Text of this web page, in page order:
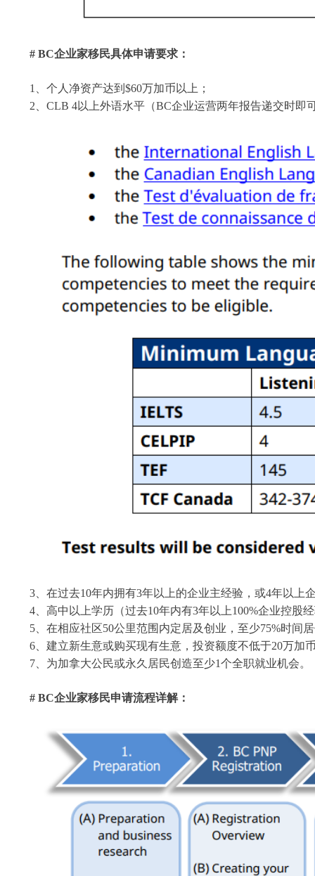
# BC企业家移民具体申请要求：
1、个人净资产达到$60万加币以上；
2、CLB 4以上外语水平（BC企业运营两年报告递交时即
3、在过去10年内拥有3年以上的企业主经验，或4年以上
4、高中以上学历（过去10年内有3年以上100%企业控股
5、在相应社区50公里范围内定居及创业，至少75%时间
6、建立新生意或购买现有生意，投资额度不低于20万加
7、为加拿大公民或永久居民创造至少1个全职就业机会。
# BC企业家移民申请流程详解：